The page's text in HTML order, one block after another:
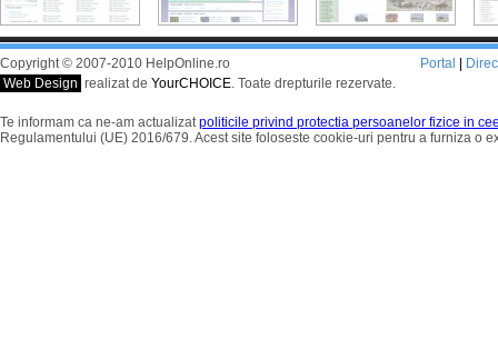
Copyright © 2007-2010 HelpOnline.ro
Web Design realizat de YourCHOICE. Toate drepturile rezervate.
Portal
Te informam ca ne-am actualizatpoliticile privind protectia persoanelor fizice in
Regulamentului (UE) 2016/679. Acest site foloseste cookie-uri pentru a furniza o